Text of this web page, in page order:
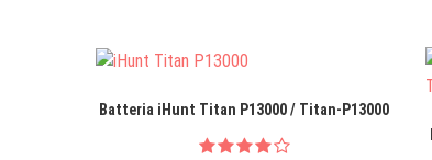
Batteria iHunt Titan P13000 / Titan-P13000